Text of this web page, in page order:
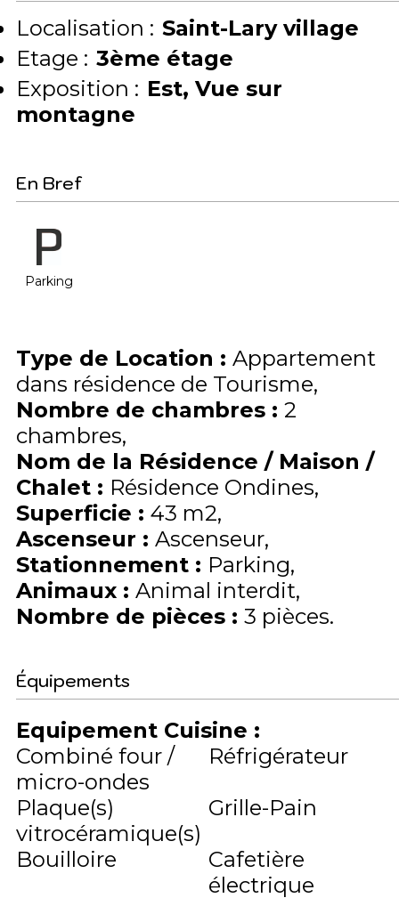
Localisation : Saint-Lary village
Etage : 3ème étage
Exposition : Est Vue sur
montagne
En Bref
Parking
Type de Location : Appartement
dans résidence de Tourisme
Nombre de chambres : 2
chambres
Nom de la Résidence / Maison /
Chalet : Résidence Ondines
Superficie : 43 m2
Ascenseur : Ascenseur
Stationnement : Parking
Animaux : Animal interdit
Nombre de pièces : 3 pièces
Équipements
Equipement Cuisine :
Combiné four /
micro-ondes
Réfrigérateur
Plaque(s)
vitrocéramique(s)
Grille-Pain
Bouilloire
Cafetière
électrique